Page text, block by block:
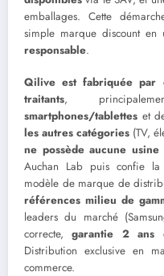
emballages. Cette
simple marque discount en
responsable.
Qilive est fabriquée par
traitants,
smartphones/tablettes et
les autres catégories (TV,
ne possède aucune usine
Auchan Lab puis confie
modèle de marque de
références milieu de
leaders du marché
correcte,garantie 2 ans
Distribution exclusive en
commerce.